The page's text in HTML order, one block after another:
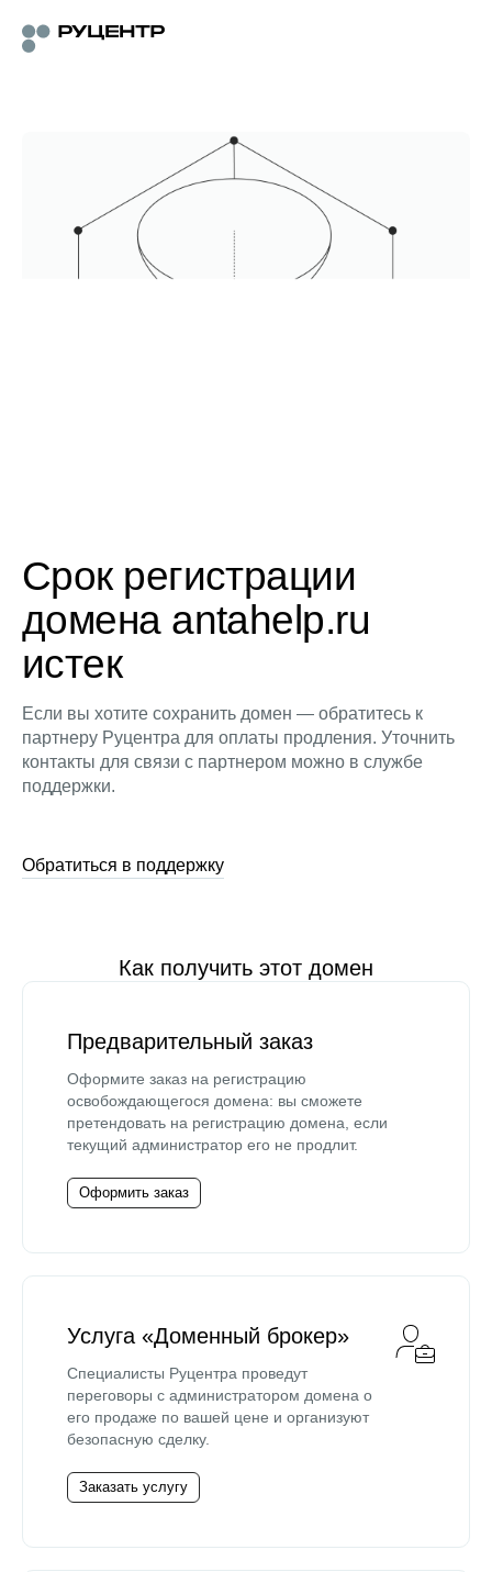
Срок регистрации
домена antahelp.ru
истек
Если вы хотите сохранить домен — обратитесь к
партнеру Руцентра для оплаты продления. Уточнить
контакты для связи с партнером можно в службе
поддержки.
Обратиться в поддержку
Как получить этот домен
Предварительный заказ
Оформите заказ на регистрацию
освобождающегося домена: вы сможете
претендовать на регистрацию домена, если
текущий администратор его не продлит.
Оформить заказ
Услуга «Доменный брокер»
Специалисты Руцентра проведут
переговоры с администратором домена о
его продаже по вашей цене и организуют
безопасную сделку.
Заказать услугу